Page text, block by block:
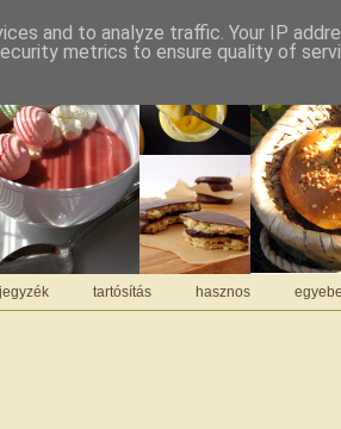
tartósítás hasznos
and to analyze traffic. Your IP
metrics to ensure quality of